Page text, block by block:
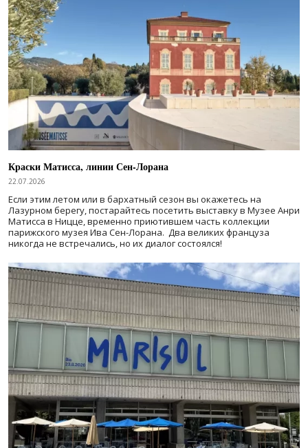
Краски Матисса, линии Сен-Лорана
22.07.2026
Если этим летом или в бархатный сезон вы окажетесь на
Лазурном берегу, постарайтесь посетить выставку в Музее Анри
Матисса в Ницце, временно приютившем часть коллекции
парижского музея Ива Сен-Лорана. Два великих француза
никогда не встречались, но их диалог состоялся!